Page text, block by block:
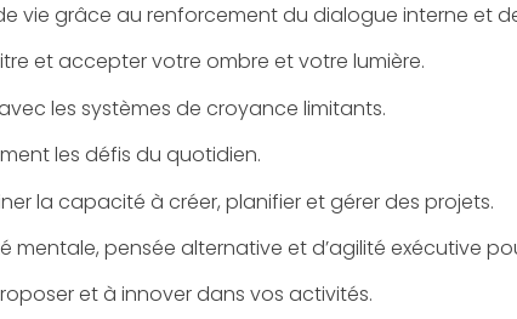
vie grâce au renforcement du dialogue interne et
et accepter votre ombre et votre lumière.
les systèmes de croyance limitants.
les défis du quotidien.
la capacité à créer, planifier et gérer des projets.
mentale, pensée alternative et d’agilité exécutive
et à innover dans vos activités.